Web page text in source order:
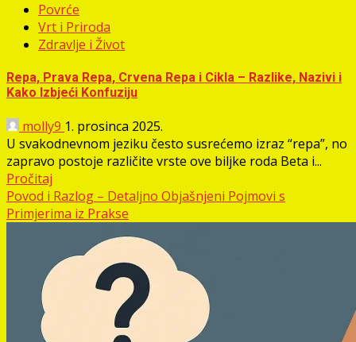
Povrće
Vrt i Priroda
Zdravlje i Život
Repa, Prava Repa, Crvena Repa i Cikla – Razlike, Nazivi i
Kako Izbjeći Konfuziju
molly9 1. prosinca 2025.
U svakodnevnom jeziku često susrećemo izraz “repa”, no
zapravo postoje različite vrste ove biljke roda Beta i...
Pročitaj
Povod i Razlog – Detaljno Objašnjeni Pojmovi s
Primjerima iz Prakse